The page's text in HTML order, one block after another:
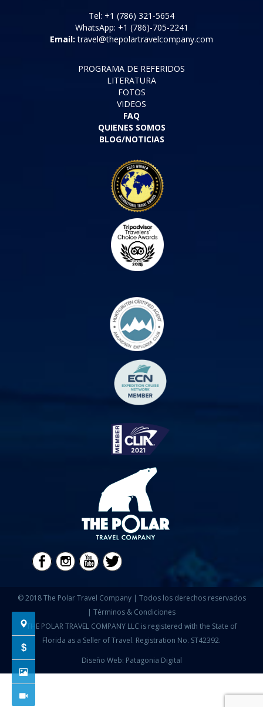
Tel: +1 (786) 321-5654
WhatsApp: +1 (786)-705-2241
Email: travel@thepolartravelcompany.com
PROGRAMA DE REFERIDOS
LITERATURA
FOTOS
VIDEOS
FAQ
QUIENES SOMOS
BLOG/NOTICIAS
© 2018 The Polar Travel Company | Todos los derechos reservados
| Términos & Condiciones
THE POLAR TRAVEL COMPANY LLC is registered with the State of
Florida as a Seller of Travel. Registration No. ST42392.
Diseño Web: Patagonia Digital